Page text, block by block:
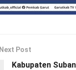
Next Post
Kabupaten